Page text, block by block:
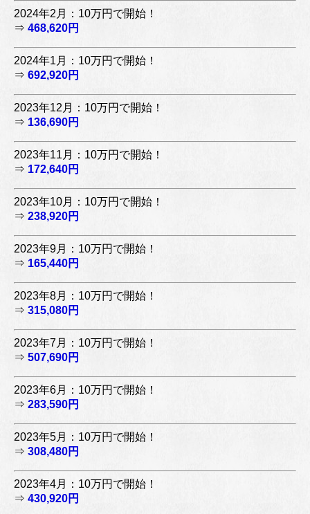
2024年2月：10万円で開始！
⇒ 468,620円
2024年1月：10万円で開始！
⇒ 692,920円
2023年12月：10万円で開始！
⇒ 136,690円
2023年11月：10万円で開始！
⇒ 172,640円
2023年10月：10万円で開始！
⇒ 238,920円
2023年9月：10万円で開始！
⇒ 165,440円
2023年8月：10万円で開始！
⇒ 315,080円
2023年7月：10万円で開始！
⇒ 507,690円
2023年6月：10万円で開始！
⇒ 283,590円
2023年5月：10万円で開始！
⇒ 308,480円
2023年4月：10万円で開始！
⇒ 430,920円